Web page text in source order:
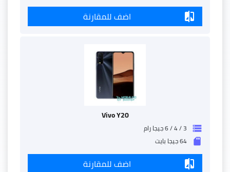
compare اضف للمقارنة
Vivo Y20
storage 3 / 4 / 6 جيجا رام
sd_storage 64 جيجا بايت
compare اضف للمقارنة